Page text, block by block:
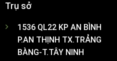
Trụ sở
1536 QL22 KP AN BÌNH
P.AN THỊNH TX.TRẢNG
BÀNG-T.TÂY NINH